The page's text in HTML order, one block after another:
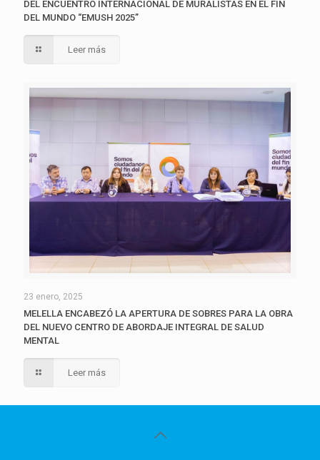
DEL ENCUENTRO INTERNACIONAL DE MURALISTAS EN EL FIN
DEL MUNDO “EMUSH 2025”
Leer más
23 enero, 2025
MELELLA ENCABEZÓ LA APERTURA DE SOBRES PARA LA OBRA
DEL NUEVO CENTRO DE ABORDAJE INTEGRAL DE SALUD
MENTAL
Leer más